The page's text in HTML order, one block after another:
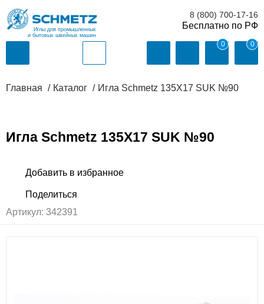
Иглы для промышленных
и бытовых швейных машин
8 (800) 700-17-16
0 0
Главная Каталог Игла Schmetz 135X17 SUK №90
Игла Schmetz 135X17 SUK №90
Артикул: 342391